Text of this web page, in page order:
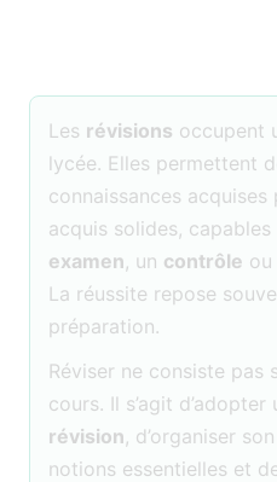
Les révisions occupent
lycée. Elles permettent
connaissances acquises
acquis solides,
examen, un contrôle
La réussite repose
préparation.
Réviser ne consiste pas
cours. Il s’agit d’adopter
révision, d’organiser
notions essentielles et